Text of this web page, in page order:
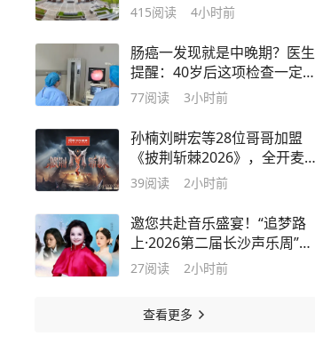
415阅读 4小时前
肠癌一发现就是中晚期？医生
提醒：40岁后这项检查一定要
做
77阅读 3小时前
孙楠刘畊宏等28位哥哥加盟
《披荆斩棘2026》，全开麦
直播赛制升级
39阅读 2小时前
邀您共赴音乐盛宴！“追梦路
上·2026第二届长沙声乐周”即
将登陆长沙音乐厅
27阅读 2小时前
查看更多